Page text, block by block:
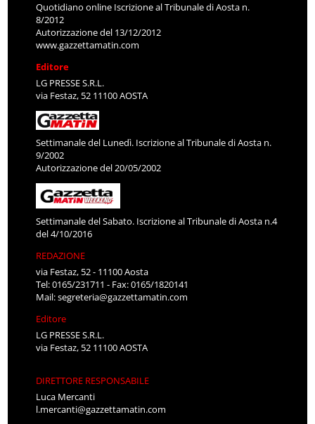
Quotidiano online Iscrizione al Tribunale di Aosta n.
8/2012
Autorizzazione del 13/12/2012
www.gazzettamatin.com
Editore
LG PRESSE S.R.L.
via Festaz, 52 11100 AOSTA
Settimanale del Lunedì. Iscrizione al Tribunale di Aosta n.
9/2002
Autorizzazione del 20/05/2002
Settimanale del Sabato. Iscrizione al Tribunale di Aosta n.4
del 4/10/2016
REDAZIONE
via Festaz, 52 - 11100 Aosta
Tel: 0165/231711 - Fax: 0165/1820141
Mail:segreteria@gazzettamatin.com
Editore
LG PRESSE S.R.L.
via Festaz, 52 11100 AOSTA
DIRETTORE RESPONSABILE
Luca Mercanti
l.mercanti@gazzettamatin.com